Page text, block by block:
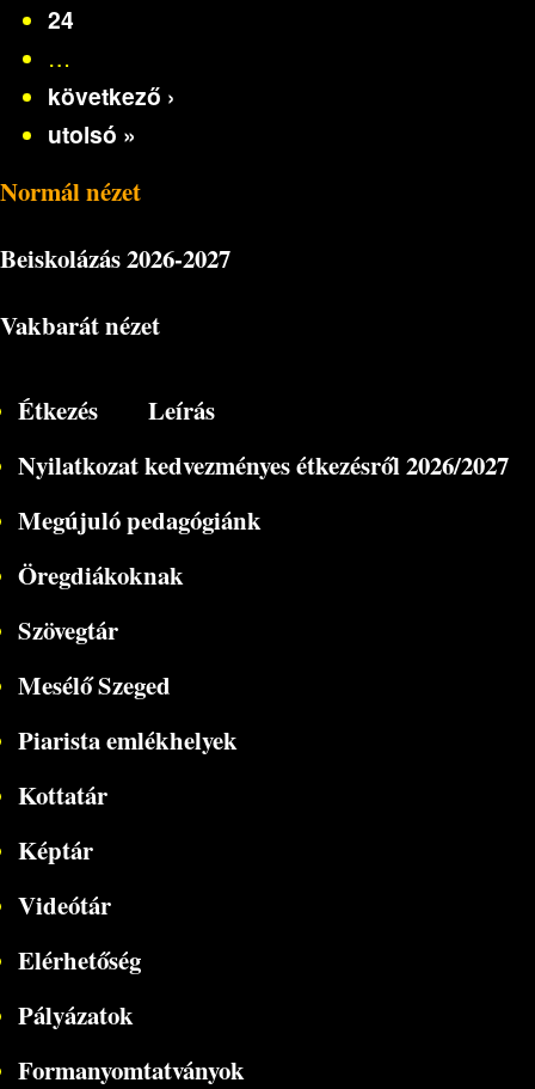
24
…
következő ›
utolsó »
Normál nézet
Beiskolázás2026-2027
Vakbarát nézet
Étkezés
Leírás
Nyilatkozat kedvezményes étkezésről 2026/2027
Megújuló pedagógiánk
Öregdiákoknak
Szövegtár
Mesélő Szeged
Piarista emlékhelyek
Kottatár
Képtár
Videótár
Elérhetőség
Pályázatok
Formanyomtatványok